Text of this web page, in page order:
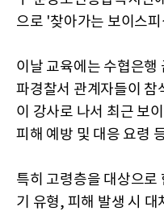
으로 '찾아가는 보이스
이날 교육에는 수협은
파경찰서 관계자들이 참
이 강사로 나서 최근 보
피해 예방 및 대응 요령
특히 고령층을 대상으로
기 유형, 피해 발생 시 대